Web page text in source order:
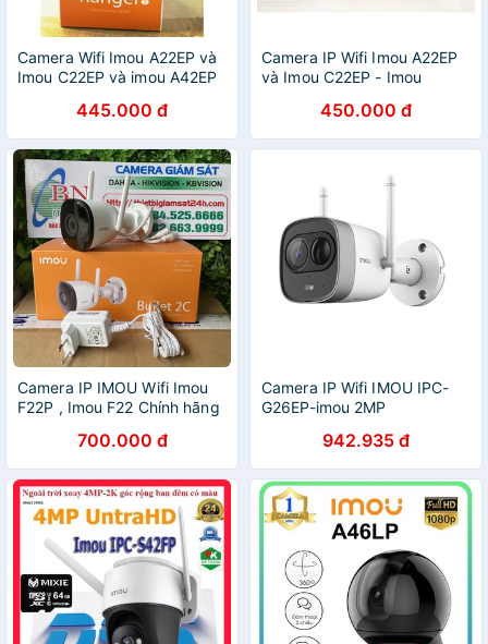
Camera Wifi Imou A22EP và
Imou C22EP và imou A42EP
445.000 đ
Camera IP Wifi Imou A22EP
và Imou C22EP - Imou
450.000 đ
Camera IP IMOU Wifi Imou
F22P , Imou F22 Chính hãng
700.000 đ
Camera IP Wifi IMOU IPC-
G26EP-imou 2MP
942.935 đ